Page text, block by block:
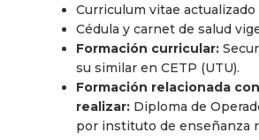
Curriculum vitae actualizado
Cédula y carnet de salud
Formación curricular:
su similar en CETP (UTU).
Formación relacionada
realizar: Diploma de
por instituto de enseñanza